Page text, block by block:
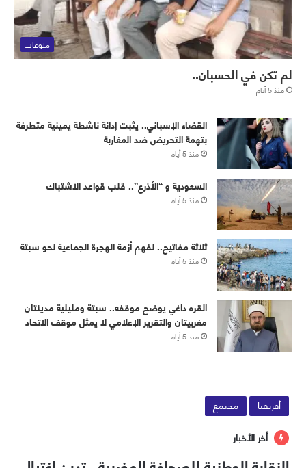
منوعات
لم تكن في الحسبان..
منذ 5 أيام
القضاء الإسباني.. يثبت إدانة ناشطة يمينية متطرفة
بتهمة التحريض ضد المغاربة
منذ 5 أيام
‏⁧‫السعودية‬⁩ و “الأذرع”.. قلب قواعد الاشتباك
منذ 5 أيام
ثلاثة مفاتيح.. لفهم أزمة الهجرة الجماعية نحو سبتة
منذ 5 أيام
القره داغي يوضح موقفه.. سبتة ومليلية مدينتان
مغربيتان والتقرير الإعلامي لا يمثل موقف الاتحاد
منذ 5 أيام